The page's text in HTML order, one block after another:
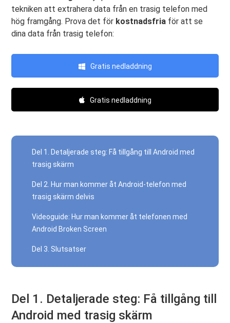
tekniken att extrahera data från en trasig telefon med
hög framgång. Prova det för kostnadsfria för att se
dina data från trasig telefon:
Gratis nedladdning
Gratis nedladdning
Del 1. Detaljerade steg: Få tillgång till Android med
trasig skärm
Del 2. Hur man kommer åt Android-telefon med
trasig skärm delvis
Videoguide: Hur man kommer åt telefonen med
Android Broken Screen
Del 3. Slutsatser
Del 1. Detaljerade steg: Få tillgång till
Android med trasig skärm